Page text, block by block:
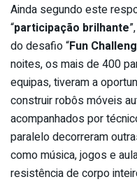
Ainda segundo este
“participação brilhante
do desafio “Fun
noites, os mais de 400
equipas, tiveram a
construir robôs móveis
acompanhados por
paralelo decorreram
como música, jogos e
resistência de corpo